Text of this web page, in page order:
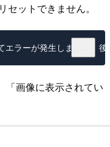
ットできません。
「画像に表示されてい